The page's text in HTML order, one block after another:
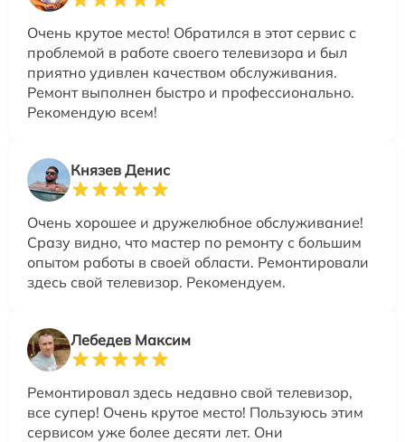
Очень крутое место! Обратился в этот сервис с
проблемой в работе своего телевизора и был
приятно удивлен качеством обслуживания.
Ремонт выполнен быстро и профессионально.
Рекомендую всем!
Князев Денис
Очень хорошее и дружелюбное обслуживание!
Сразу видно, что мастер по ремонту с большим
опытом работы в своей области. Ремонтировали
здесь свой телевизор. Рекомендуем.
Лебедев Максим
Ремонтировал здесь недавно свой телевизор,
все супер! Очень крутое место! Пользуюсь этим
сервисом уже более десяти лет. Они